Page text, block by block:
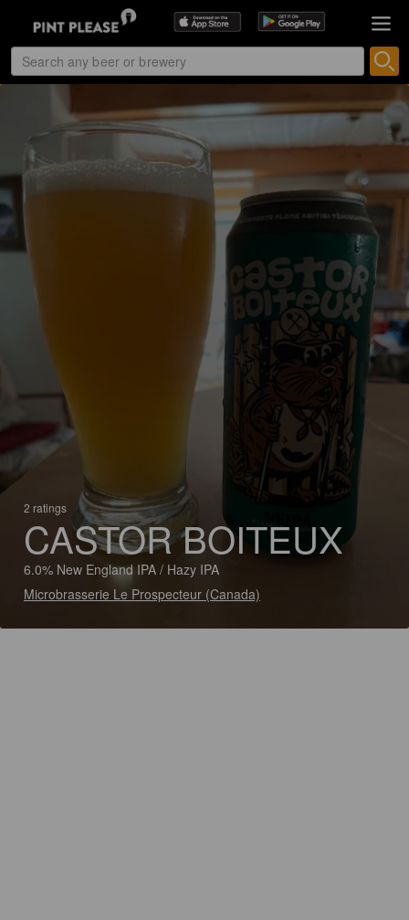
2 ratings
CASTOR BOITEUX
6.0% New England IPA / Hazy IPA
Microbrasserie Le Prospecteur (Canada)